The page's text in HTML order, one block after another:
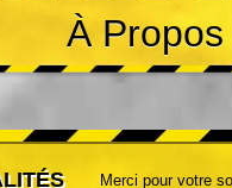
À Propos
Merci pour votre